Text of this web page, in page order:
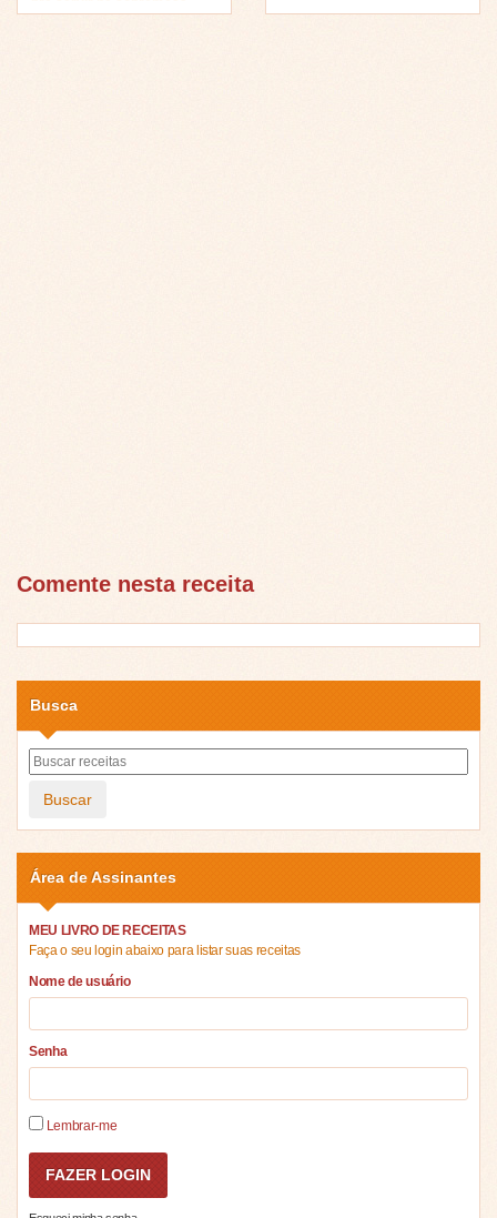
Comente nesta receita
Busca
Buscar
Área de Assinantes
MEU LIVRO DE RECEITAS
Faça o seu login abaixo para listar suas receitas
Nome de usuário
Senha
Lembrar-me